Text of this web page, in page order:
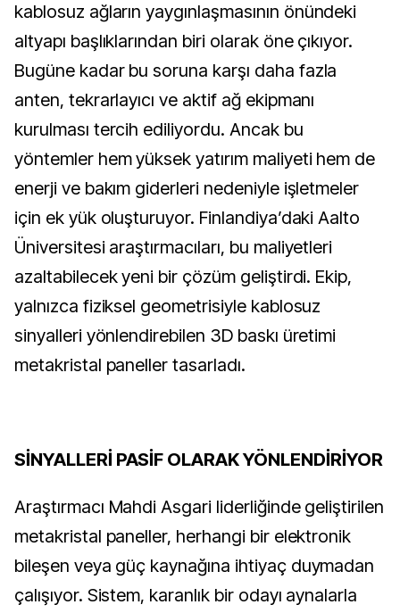
kablosuz ağların yaygınlaşmasının önündeki
altyapı başlıklarından biri olarak öne çıkıyor.
Bugüne kadar bu soruna karşı daha fazla
anten, tekrarlayıcı ve aktif ağ ekipmanı
kurulması tercih ediliyordu. Ancak bu
yöntemler hem yüksek yatırım maliyeti hem de
enerji ve bakım giderleri nedeniyle işletmeler
için ek yük oluşturuyor. Finlandiya’daki Aalto
Üniversitesi araştırmacıları, bu maliyetleri
azaltabilecek yeni bir çözüm geliştirdi. Ekip,
yalnızca fiziksel geometrisiyle kablosuz
sinyalleri yönlendirebilen 3D baskı üretimi
metakristal paneller tasarladı.
SİNYALLERİ PASİF OLARAK YÖNLENDİRİYOR
Araştırmacı Mahdi Asgari liderliğinde geliştirilen
metakristal paneller, herhangi bir elektronik
bileşen veya güç kaynağına ihtiyaç duymadan
çalışıyor. Sistem, karanlık bir odayı aynalarla